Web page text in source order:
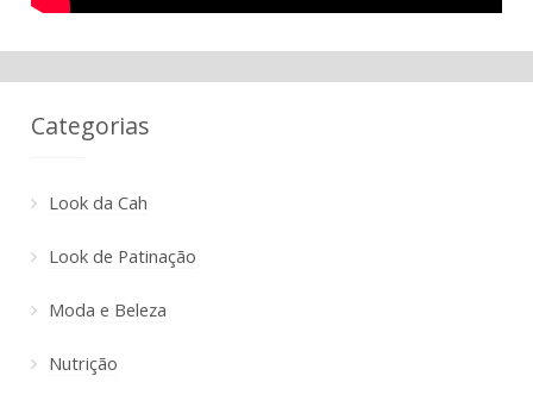
Categorias
Look da Cah
Look de Patinação
Moda e Beleza
Nutrição